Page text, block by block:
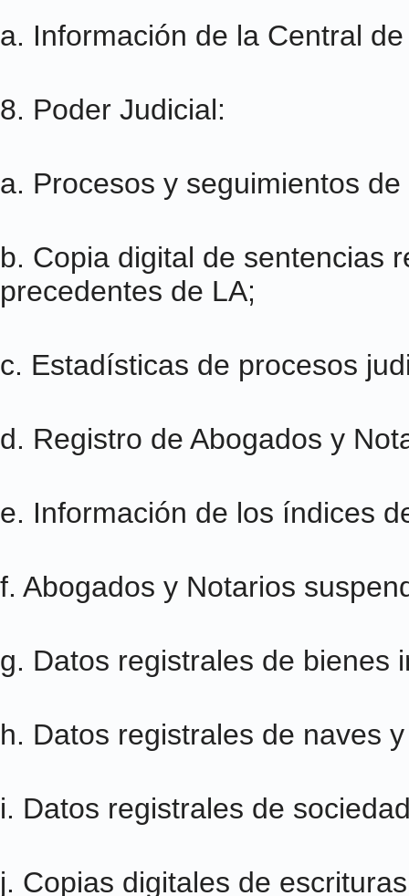
a. Información de la Central
8. Poder Judicial:
a. Procesos y seguimientos
b. Copia digital de sentencias
precedentes de LA;
c. Estadísticas de procesos
d. Registro de Abogados y
e. Información de los índices
f. Abogados y Notarios
g. Datos registrales de bienes
h. Datos registrales de naves
i. Datos registrales de
j. Copias digitales de